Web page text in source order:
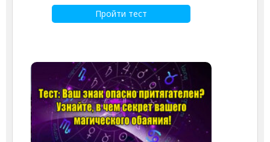
Пройти тест